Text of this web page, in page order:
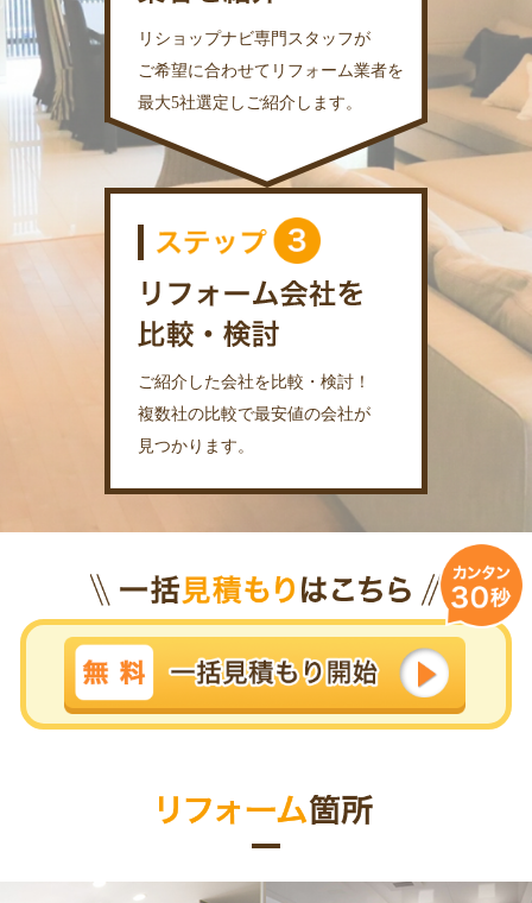
リショップナビ専門スタッフが
ご希望に合わせてリフォーム業者を
最大5社選定しご紹介します。
ご紹介した会社を比較・検討！
複数社の比較で最安値の会社が
見つかります。